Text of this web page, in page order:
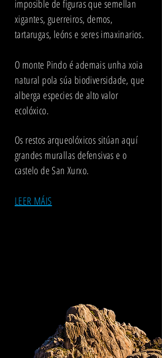
imposible de figuras que semellan
xigantes, guerreiros, demos,
tartarugas, leóns e seres imaxinarios.
O monte Pindo é ademais unha xoia
natural pola súa biodiversidade, que
alberga especies de alto valor
ecolóxico.
Os restos arqueolóxicos sitúan aquí
grandes murallas defensivas e o
castelo de San Xurxo.
LEER MÁIS